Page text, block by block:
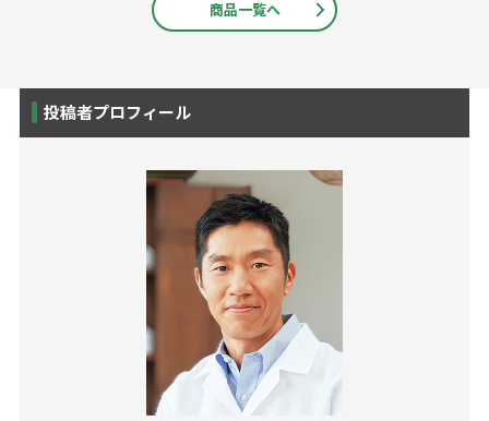
商品一覧へ
投稿者プロフィール